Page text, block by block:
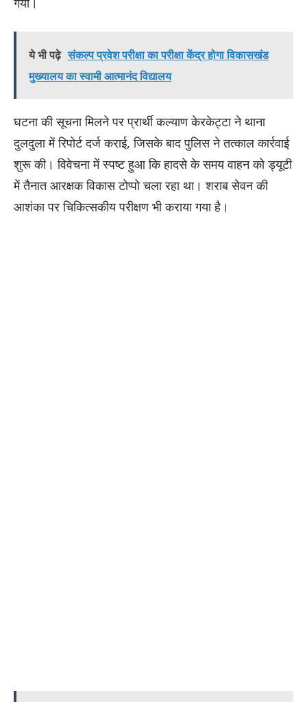
ये भी पढ़े संकल्प प्रवेश परीक्षा का परीक्षा केंद्र होगा विकासखंड
मुख्यालय का स्वामी आत्मानंद विद्यालय
घटना की सूचना मिलने पर प्रार्थी कल्याण केरकेट्टा ने थाना
दुलदुला में रिपोर्ट दर्ज कराई, जिसके बाद पुलिस ने तत्काल कार्रवाई
शुरू की। विवेचना में स्पष्ट हुआ कि हादसे के समय वाहन को ड्यूटी
में तैनात आरक्षक विकास टोप्पो चला रहा था। शराब सेवन की
आशंका पर चिकित्सकीय परीक्षण भी कराया गया है।